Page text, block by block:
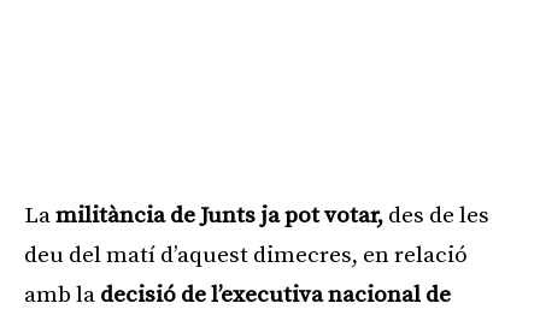
Lamilitància de Junts ja pot votar, des de les
deu del matí d’aquest dimecres, en relació
amb la decisió de l’executiva nacional de